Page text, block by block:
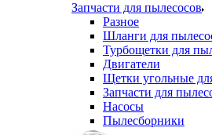
Запчасти для пылесосов
Разное
Шланги для
Турбощетки для
Двигатели
Щетки угольные
Запчасти для
Насосы
Пылесборники